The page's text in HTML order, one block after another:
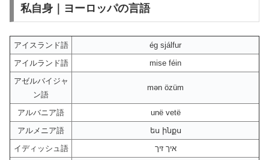
私自身｜ヨーロッパの言語
アイスランド語
ég sjálfur
アイルランド語
mise féin
アゼルバイジャ
ン語
mən özüm
アルバニア語
unë vetë
アルメニア語
ես ինքս
イディッシュ語
איך זיך